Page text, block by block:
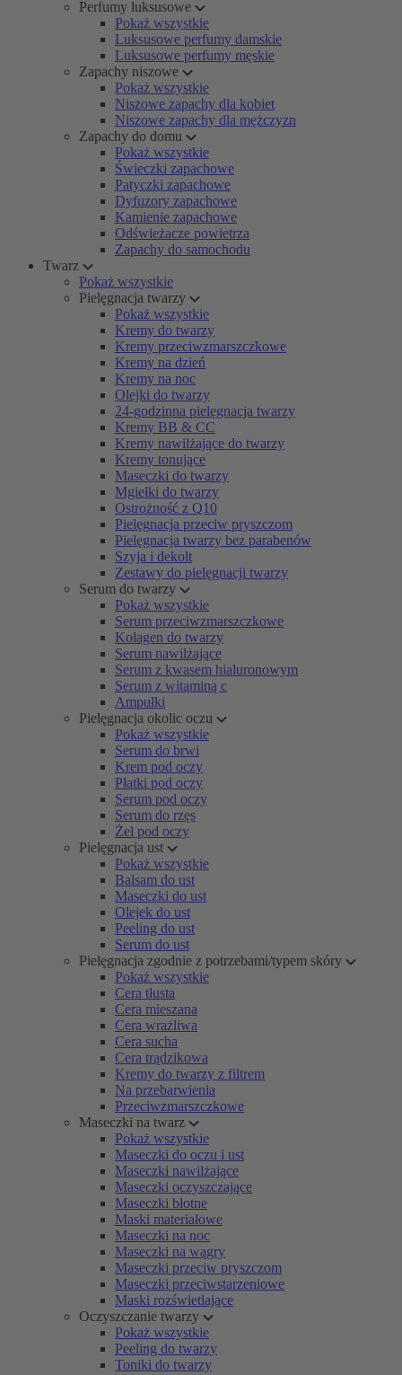
Perfumy luksusowe
Pokaż wszystkie
Luksusowe perfumy damskie
Luksusowe perfumy męskie
Zapachy niszowe
Pokaż wszystkie
Niszowe zapachy dla kobiet
Niszowe zapachy dla mężczyzn
Zapachy do domu
Pokaż wszystkie
Świeczki zapachowe
Patyczki zapachowe
Dyfuzory zapachowe
Kamienie zapachowe
Odświeżacze powietrza
Zapachy do samochodu
Twarz
Pokaż wszystkie
Pielęgnacja twarzy
Pokaż wszystkie
Kremy do twarzy
Kremy przeciwzmarszczkowe
Kremy na dzień
Kremy na noc
Olejki do twarzy
24-godzinna pielęgnacja twarzy
Kremy BB & CC
Kremy nawilżające do twarzy
Kremy tonujące
Maseczki do twarzy
Mgiełki do twarzy
Ostrożność z Q10
Pielęgnacja przeciw pryszczom
Pielęgnacja twarzy bez parabenów
Szyja i dekolt
Zestawy do pielęgnacji twarzy
Serum do twarzy
Pokaż wszystkie
Serum przeciwzmarszczkowe
Kolagen do twarzy
Serum nawilżające
Serum z kwasem hialuronowym
Serum z witaminą c
Ampułki
Pielęgnacja okolic oczu
Pokaż wszystkie
Serum do brwi
Krem pod oczy
Płatki pod oczy
Serum pod oczy
Serum do rzęs
Żel pod oczy
Pielęgnacja ust
Pokaż wszystkie
Balsam do ust
Maseczki do ust
Olejek do ust
Peeling do ust
Serum do ust
Pielęgnacja zgodnie z potrzebami/typem skóry
Pokaż wszystkie
Cera tłusta
Cera mieszana
Cera wrażliwa
Cera sucha
Cera trądzikowa
Kremy do twarzy z filtrem
Na przebarwienia
Przeciwzmarszczkowe
Maseczki na twarz
Pokaż wszystkie
Maseczki do oczu i ust
Maseczki nawilżające
Maseczki oczyszczające
Maseczki błotne
Maski materiałowe
Maseczki na noc
Maseczki na wągry
Maseczki przeciw pryszczom
Maseczki przeciwstarzeniowe
Maski rozświetlające
Oczyszczanie twarzy
Pokaż wszystkie
Peeling do twarzy
Toniki do twarzy